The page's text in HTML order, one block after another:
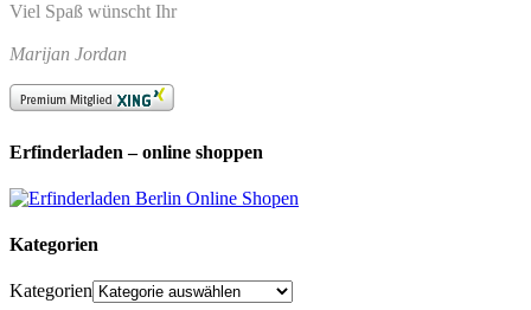
Viel Spaß wünscht Ihr
Marijan Jordan
Erfinderladen – online shoppen
Kategorien
Kategorien